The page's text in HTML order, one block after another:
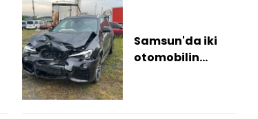
Samsun'da iki
otomobilin